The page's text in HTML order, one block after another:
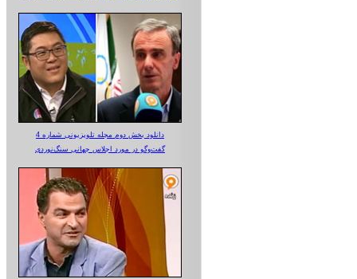
دانلود بخش دوم مجله تلویزیونی شماره 4
گفت‌وگو در مورد اجلاس جهانی سنگ‌نوردی